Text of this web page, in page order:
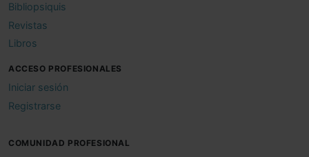
Bibliopsiquis
Revistas
Libros
ACCESO PROFESIONALES
Iniciar sesión
Registrarse
COMUNIDAD PROFESIONAL